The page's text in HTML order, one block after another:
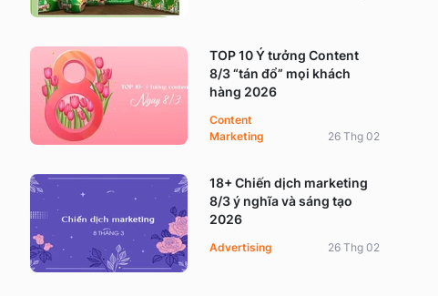
TOP 10 Ý tưởng Content
8/3 “tán đổ” mọi khách
hàng 2026
Content
Marketing
26 Thg 02
18+ Chiến dịch marketing
8/3 ý nghĩa và sáng tạo
2026
Advertising 26 Thg 02